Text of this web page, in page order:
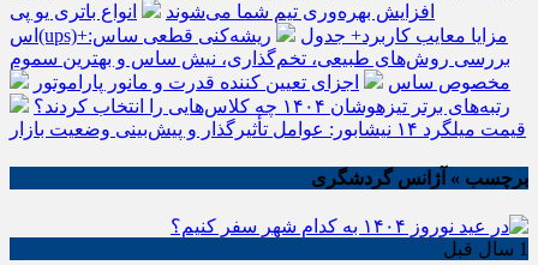
افزایش بهره‌وری تیم شما می‌شوند
انواع باتری یو پی
اس(ups)+مزایا معایب کاربرد+ جدول
ریشه‌کنی قطعی ساس:
بررسی روش‌های طبیعی، تخم‌گذاری، نیش ساس و بهترین سموم
مخصوص ساس
اجزای تعیین کننده قدرت و مانور پاراموتور
رتبه‌های برتر تیزهوشان ۱۴۰۴ چه کلاس‌هایی را انتخاب کردند؟
قیمت میلگرد ۱۴ نیشابور: عوامل تأثیرگذار و پیش‌بینی وضعیت بازار
برچسب » آژانس گردشگری
1 سال قبل